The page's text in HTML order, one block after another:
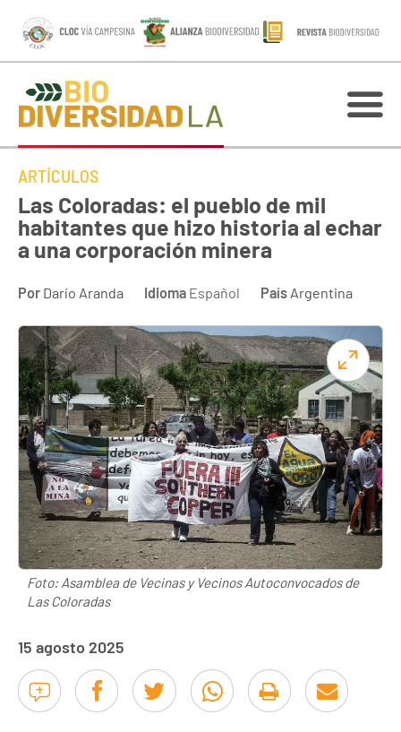
ARTÍCULOS
Las Coloradas: el pueblo de mil
habitantes que hizo historia al echar
a una corporación minera
Por Darío Aranda Idioma Español País Argentina
Foto: Asamblea de Vecinas y Vecinos Autoconvocados de
Las Coloradas
15 agosto 2025